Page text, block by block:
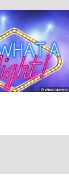
© Wiliam Glibovsky